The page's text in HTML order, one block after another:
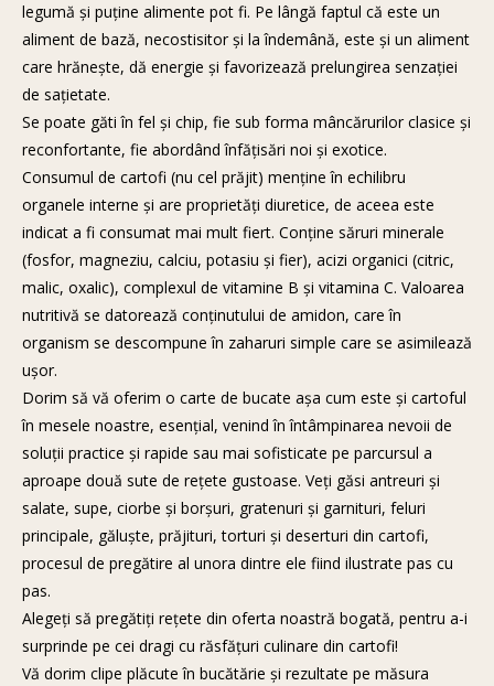
legumă şi puţine alimente pot fi. Pe lângă faptul că este un
aliment de bază, necostisitor şi la îndemână, este şi un aliment
care hrăneşte, dă energie şi favorizează prelungirea senzaţiei
de saţietate.
Se poate găti în fel şi chip, fie sub forma mâncărurilor clasice şi
reconfortante, fie abordând înfăţisări noi şi exotice.
Consumul de cartofi (nu cel prăjit) menţine în echilibru
organele interne şi are proprietăţi diuretice, de aceea este
indicat a fi consumat mai mult fiert. Conţine săruri minerale
(fosfor, magneziu, calciu, potasiu şi fier), acizi organici (citric,
malic, oxalic), complexul de vitamine B şi vitamina C. Valoarea
nutritivă se datorează conţinutului de amidon, care în
organism se descompune în zaharuri simple care se asimilează
uşor.
Dorim să vă oferim o carte de bucate aşa cum este şi cartoful
în mesele noastre, esenţial, venind în întâmpinarea nevoii de
soluţii practice şi rapide sau mai sofisticate pe parcursul a
aproape două sute de reţete gustoase. Veţi găsi antreuri şi
salate, supe, ciorbe şi borşuri, gratenuri şi garnituri, feluri
principale, găluşte, prăjituri, torturi şi deserturi din cartofi,
procesul de pregătire al unora dintre ele fiind ilustrate pas cu
pas.
Alegeţi să pregătiţi reţete din oferta noastră bogată, pentru a-i
surprinde pe cei dragi cu răsfăţuri culinare din cartofi!
Vă dorim clipe plăcute în bucătărie şi rezultate pe măsura